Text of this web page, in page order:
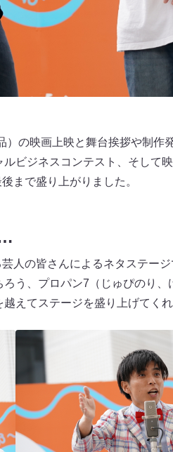
の映画上映と舞台挨拶や制作
ビジネスコンテスト、そして
まで盛り上がりました。
人の皆さんによるネタステー
う、プロパン7（じゅぴのり
えてステージを盛り上げてく